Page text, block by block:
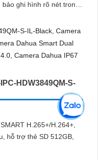
ghi hình rõ nét trong
khả năng nhận diện
sát an ninh tốt
HDW3849QM-S-
H.265+/H.264+,
hỗ trợ thẻ SD 512GB,